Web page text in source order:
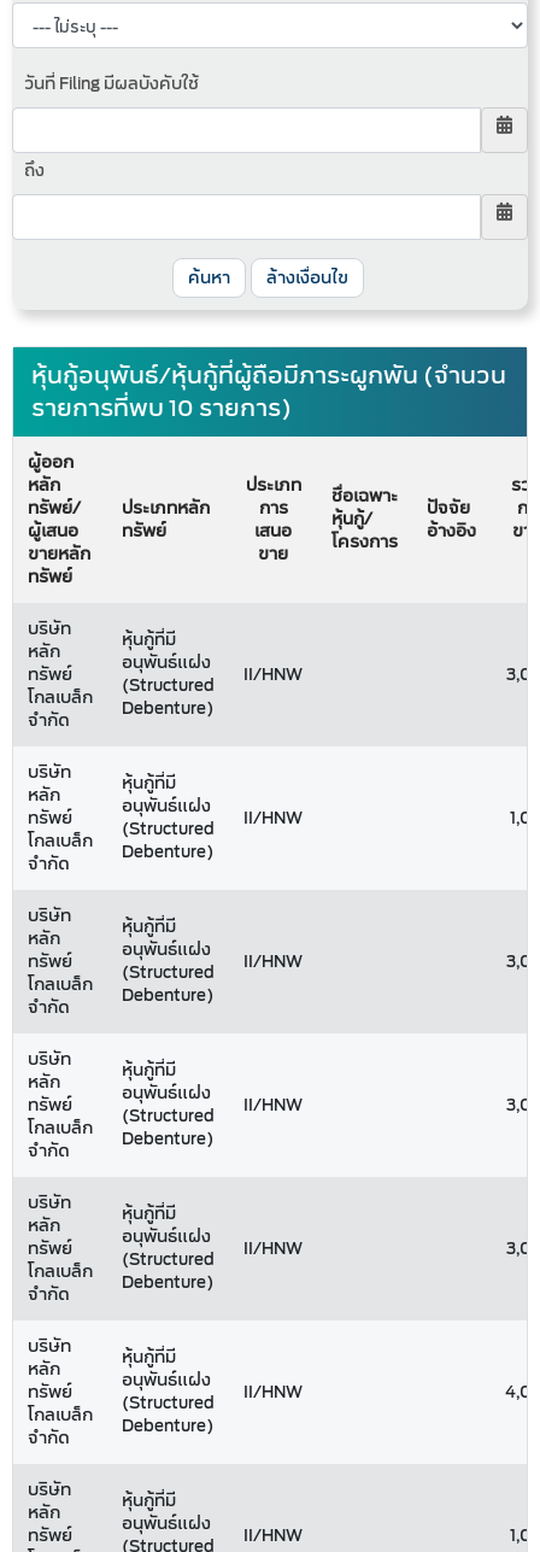
วันที่ Filing มีผลบังคับใช้
ถึง
ค้นหา ล้างเงื่อนไข
หุ้นกู้อนุพันธ์/หุ้นกู้ที่ผู้ถือมีภาระผูกพัน (จำนวน
รายการที่พบ 10 รายการ)
ผู้ออก
หลัก
ทรัพย์/
ผู้เสนอ
ขายหลัก
ทรัพย์
ประเภทหลัก
ทรัพย์
ประเภท
การ
เสนอ
ขาย
ชื่อเฉพาะ
หุ้นกู้/
โครงการ
ปัจจัย
อ้างอิง
รว
ก
ขา
บริษัท
หลัก
ทรัพย์
โกลเบล็ก
จำกัด
หุ้นกู้ที่มี
อนุพันธ์แฝง
(Structured
Debenture)
II/HNW
บริษัท
หลัก
ทรัพย์
โกลเบล็ก
จำกัด
หุ้นกู้ที่มี
อนุพันธ์แฝง
(Structured
Debenture)
II/HNW
บริษัท
หลัก
ทรัพย์
โกลเบล็ก
จำกัด
หุ้นกู้ที่มี
อนุพันธ์แฝง
(Structured
Debenture)
II/HNW
บริษัท
หลัก
ทรัพย์
โกลเบล็ก
จำกัด
หุ้นกู้ที่มี
อนุพันธ์แฝง
(Structured
Debenture)
II/HNW
บริษัท
หลัก
ทรัพย์
โกลเบล็ก
จำกัด
หุ้นกู้ที่มี
อนุพันธ์แฝง
(Structured
Debenture)
II/HNW
บริษัท
หลัก
ทรัพย์
โกลเบล็ก
จำกัด
หุ้นกู้ที่มี
อนุพันธ์แฝง
(Structured
Debenture)
II/HNW
บริษัท
หลัก
ทรัพย์
หุ้นกู้ที่มี
อนุพันธ์แฝง
II/HNW